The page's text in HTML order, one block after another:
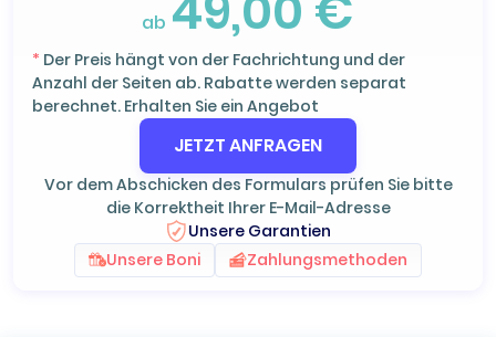
ab
* Der Preis hängt von der Fachrichtung und der
Anzahl der Seiten ab. Rabatte werden separat
berechnet. Erhalten Sie ein Angebot
JETZT ANFRAGEN
Vor dem Abschicken des Formulars prüfen Sie bitte
die Korrektheit Ihrer E-Mail-Adresse
Unsere Garantien
Unsere Boni
Zahlungsmethoden